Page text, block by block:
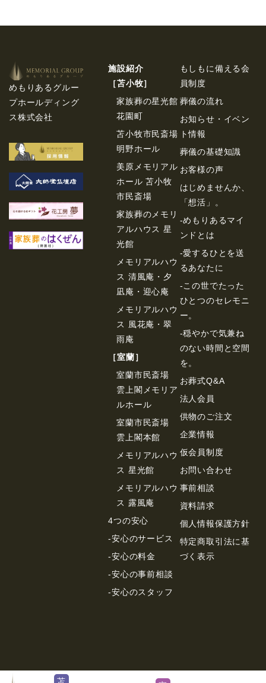
めもりあるグルー
プホールディング
ス株式会社
施設紹介
［苫⼩牧］
家族葬の星光館
花園町
苫小牧市民斎場
明野ホール
美原メモリアル
ホール 苫小牧
市民斎場
家族葬のメモリ
アルハウス 星
光館
メモリアルハウ
ス 清風庵・夕
凪庵・迎心庵
メモリアルハウ
ス 風花庵・翠
雨庵
［室蘭］
室蘭市民斎場
雲上閣メモリア
ルホール
室蘭市民斎場
雲上閣本館
メモリアルハウ
ス 星光館
メモリアルハウ
ス 露風庵
4つの安心
-安心のサービス
-安心の料金
-安心の事前相談
-安心のスタッフ
もしもに備える会
員制度
葬儀の流れ
お知らせ・イベン
ト情報
葬儀の基礎知識
お客様の声
はじめませんか、
「想活」。
-めもりあるマイ
ンドとは
-愛するひとを送
るあなたに
-この世でたった
ひとつのセレモニ
ー。
-穏やかで気兼ね
のない時間と空間
を。
お葬式Q&A
法⼈会員
供物のご注⽂
企業情報
仮会員制度
お問い合わせ
事前相談
資料請求
個⼈情報保護⽅針
特定商取引法に基
づく表⽰